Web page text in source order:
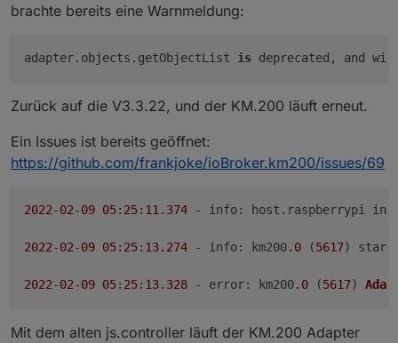
brachte bereits eine Warnmeldung:
adapter.objects.getObjectList is deprecated, and
Zurück auf die V3.3.22, und der KM.200 läuft erneut.
Ein Issues ist bereits geöffnet:
https://github.com/frankjoke/ioBroker.km200/issues/69
2022-02-09 05: 25: 11.374 - info: host. raspberrypi
2022-02-09 05: 25: 13.274 - info: km200.0 (5617)
2022-02-09 05: 25: 13.328 - error: km200.0 (5617)
Mit dem alten js.controller läuft der KM.200 Adapter